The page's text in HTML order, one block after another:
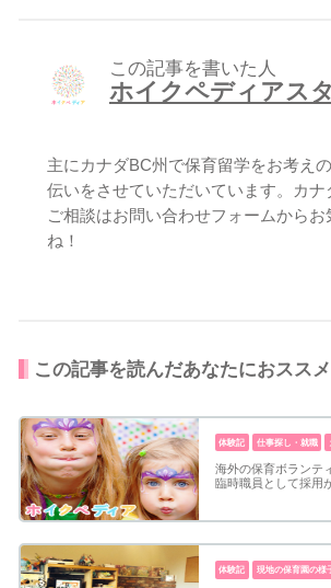
この記事を書いた人
ホイクペディアス
主にカナダBC州で保育留学をお考え
伝いをさせていただいています。カナ
ご相談はお問い合わせフォームからお
ね！
この記事を読んだあなたにおススメ
体験記 仕事探し・就職
海外の保育ボランテ
臨時職員として採用
体験記 現地の保育園の様